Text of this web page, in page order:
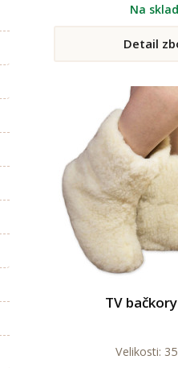
Na
Detail
TV
Velikosti: